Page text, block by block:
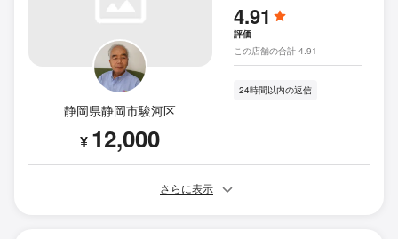
静岡県静岡市駿河区
¥ 12,000
4.91
評価
この店舗の合計 4.91
24時間以内の返信
さらに表示